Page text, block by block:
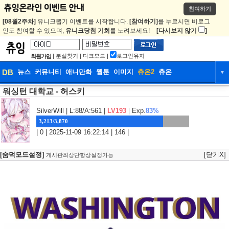
참여하기
[08월2주차] 유니크뽑기 이벤트를 시작합니다. [참여하기] 를 누르시면 비로그
인도 참여할 수 있으며, 유니크당첨 기회 를 노려보세요! [다시보지 않기 ]
회원가입 | 분실찾기 | 다크모드 | 로그인유지
DB 뉴스 커뮤니티 애니만화 웹툰 이미지 츄온2 츄온 ▼
DB 뉴스
웹툰 이미지 츄온2
워싱턴 대학교 - 허스키
SilverWill | L:88/A:561 | LV193 Exp.83%
3,213/3,870
| 0 | 2025-11-09 16:22:14 | 146 |
[숨덕모드설정] 게시판최상단항상설정가능 [닫기X]